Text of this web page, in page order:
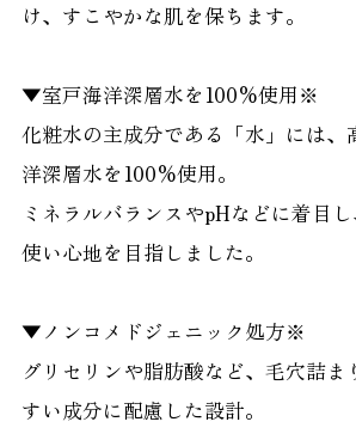
け、すこやかな肌を保ちます。
▼室戸海洋深層水を100%使用※
化粧水の主成分である「水」には、
洋深層水を100%使用。
ミネラルバランスやpHなどに着目
使い心地を目指しました。
▼ノンコメドジェニック処方※
グリセリンや脂肪酸など、毛穴詰ま
すい成分に配慮した設計。